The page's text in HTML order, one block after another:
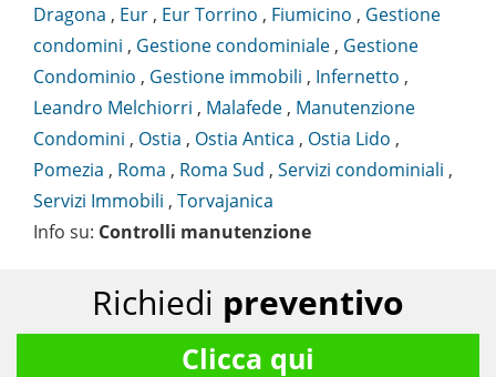
Dragona , Eur , Eur Torrino , Fiumicino , Gestione
condomini , Gestione condominiale , Gestione
Condominio , Gestione immobili , Infernetto ,
Leandro Melchiorri , Malafede , Manutenzione
Condomini , Ostia , Ostia Antica , Ostia Lido ,
Pomezia , Roma , Roma Sud , Servizi condominiali ,
Servizi Immobili , Torvajanica
Info su: Controlli manutenzione
Richiedi preventivo
Clicca qui